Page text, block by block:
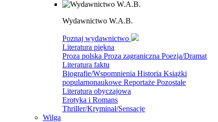
Wydawnictwo W.A.B.
Poznaj wydawnictwo
Literatura piękna
Proza polska Proza zagraniczna Poezja/Dramat
Literatura faktu
Biografie/Wspomnienia Historia Książki
popularnonaukowe Reportaże Pozostałe
Literatura obyczajowa
Erotyka i Romans
Thriller/Kryminał/Sensacje
Wilga